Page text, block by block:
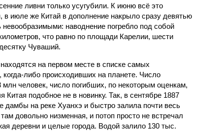
ливни только усугубили. К июню всё это
в июле же Китай в дополнение накрыло сразу девятью
наводнение погребло под собой
что равно по площади Карелии, шести
Чуваший.
на первом месте в списке самых
либо происходивших на планете. Число
млн человек, число погибших, по некоторым оценкам,
подобное не в новинку. Так, в сентябре 1887
дамбы на реке Хуанхэ и быстро залила почти весь
довольно низменная, и потоп просто не встречал
деревни и целые города. Водой залило 130 тыс.